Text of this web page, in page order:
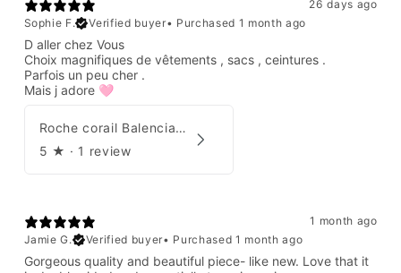
26 days ago
Sophie F.
Verified buyer• Purchased 1 month ago
D aller chez Vous
Choix magnifiques de vêtements , sacs , ceintures .
Parfois un peu cher .
Mais j adore 🩷
Roche corail Balenciaga 2006
5 ★ · 1 review
1 month ago
Jamie G.
Verified buyer• Purchased 1 month ago
Gorgeous quality and beautiful piece- like new. Love that it